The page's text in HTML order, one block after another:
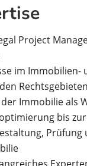
Project
im
Rechtsgebieten
Immobilie als
bis